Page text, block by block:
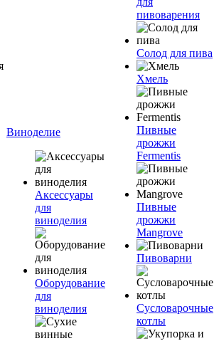
Виноделие
Аксессуары
для
виноделия
Оборудование
для
виноделия
пивоварения
Солод для пива
Хмель
Пивные
дрожжи
Fermentis
Пивные
дрожжи
Mangrove
Пивоварни
Сусловарочные
котлы